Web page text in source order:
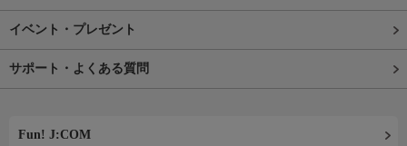
イベント・プレゼント
サポート・よくある質問
Fun! J:COM